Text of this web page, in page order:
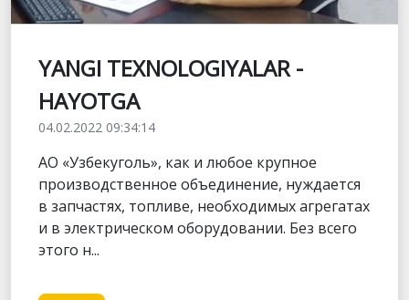
YANGI TEXNOLOGIYALAR -
HAYOTGA
04.02.2022 09:34:14
АО «Узбекуголь», как и любое крупное
производственное объединение, нуждается
в запчастях, топливе, необходимых агрегатах
и в электрическом оборудовании. Без всего
этого н...